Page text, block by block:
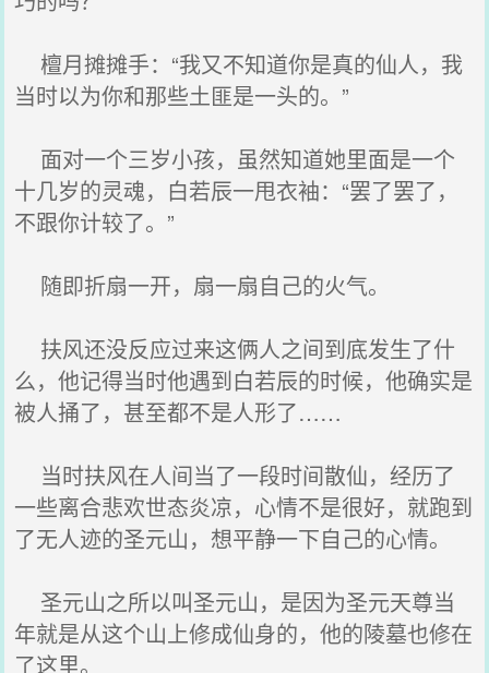
檀月摊摊手：“我又不知道你是真的仙人，我
当时以为你和那些土匪是一头的。”
面对一个三岁小孩，虽然知道她里面是一个
十几岁的灵魂，白若辰一甩衣袖：“罢了罢了，
不跟你计较了。”
随即折扇一开，扇一扇自己的火气。
扶风还没反应过来这俩人之间到底发生了什
么，他记得当时他遇到白若辰的时候，他确实是
被人捅了，甚至都不是人形了……
当时扶风在人间当了一段时间散仙，经历了
一些离合悲欢世态炎凉，心情不是很好，就跑到
了无人迹的圣元山，想平静一下自己的心情。
圣元山之所以叫圣元山，是因为圣元天尊当
年就是从这个山上修成仙身的，他的陵墓也修在
了这里。